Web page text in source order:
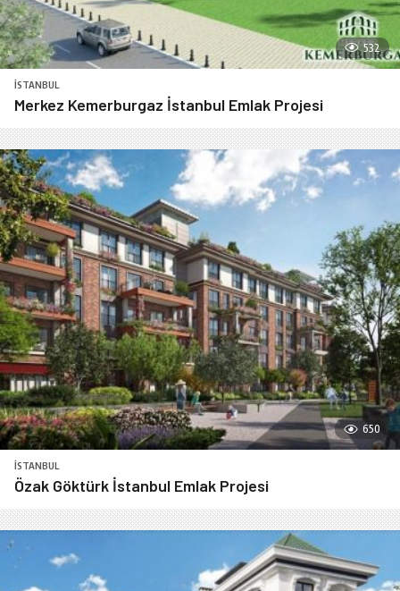
532
İSTANBUL
Merkez Kemerburgaz İstanbul Emlak Projesi
650
İSTANBUL
Özak Göktürk İstanbul Emlak Projesi